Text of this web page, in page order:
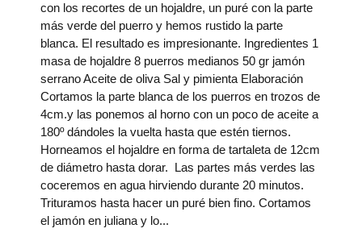
con los recortes de un hojaldre, un puré con la parte
más verde del puerro y hemos rustido la parte
blanca. El resultado es impresionante. Ingredientes 1
masa de hojaldre 8 puerros medianos 50 gr jamón
serrano Aceite de oliva Sal y pimienta Elaboración
Cortamos la parte blanca de los puerros en trozos de
4cm.y las ponemos al horno con un poco de aceite a
180º dándoles la vuelta hasta que estén tiernos.
Horneamos el hojaldre en forma de tartaleta de 12cm
de diámetro hasta dorar. Las partes más verdes las
coceremos en agua hirviendo durante 20 minutos.
Trituramos hasta hacer un puré bien fino. Cortamos
el jamón en juliana y lo